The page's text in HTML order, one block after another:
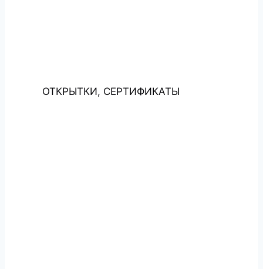
ОТКРЫТКИ, СЕРТИФИКАТЫ